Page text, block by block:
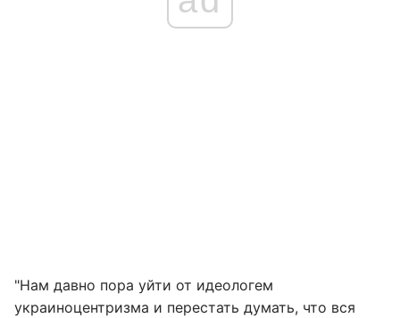
"Нам давно пора уйти от идеологем
украиноцентризма и перестать думать, что вся